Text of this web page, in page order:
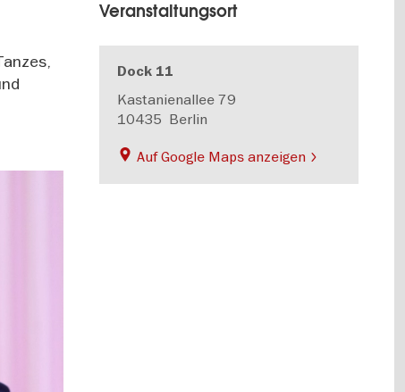
Veranstaltungsort
Dock 11
Kastanienallee 79
10435 Berlin
Auf Google Maps anzeigen